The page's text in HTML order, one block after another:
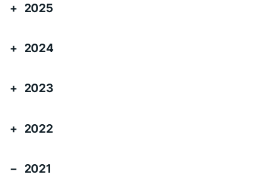
2025
2024
2023
2022
2021